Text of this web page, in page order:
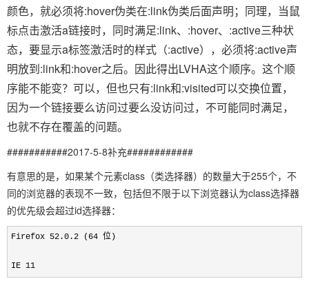
颜色，就必须将:hover伪类在:link伪类后面声明；同理，当鼠
标点击激活a链接时，同时满足:link、:hover、:active三种状
态，要显示a标签激活时的样式（:active），必须将:active声
明放到:link和:hover之后。因此得出LVHA这个顺序。这个顺
序能不能变？可以，但也只有:link和:visited可以交换位置，
因为一个链接要么访问过要么没访问过，不可能同时满足，
也就不存在覆盖的问题。
###########2017-5-8补充############
有意思的是，如果某个元素class（类选择器）的数量大于255个，不
同的浏览器的表现不一致，包括但不限于以下浏览器认为class选择器
的优先级会超过id选择器：
Firefox 52.0.2 (64 位)
IE 11